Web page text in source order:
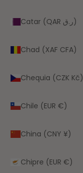
Catar (QAR ر.ق)
Chad (XAF CFA)
Chequia (CZK Kč)
Chile (EUR €)
China (CNY ¥)
Chipre (EUR €)